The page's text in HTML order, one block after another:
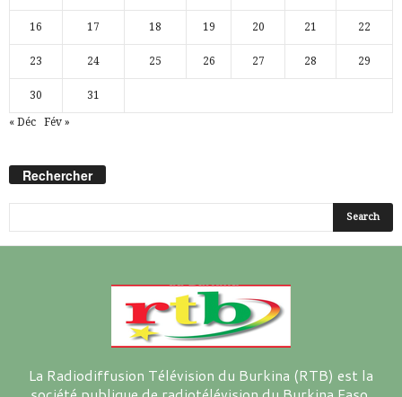
16 17 18 19 20 21 22
23 24 25 26 27 28 29
30 31
« Déc Fév »
Rechercher
La Radiodiffusion Télévision du Burkina (RTB) est la